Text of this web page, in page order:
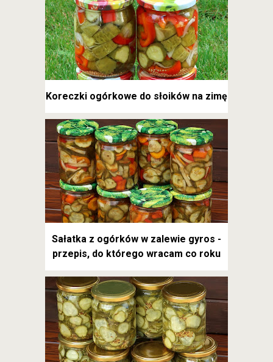
Koreczki ogórkowe do słoików na zimę
Sałatka z ogórków w zalewie gyros -
przepis, do którego wracam co roku